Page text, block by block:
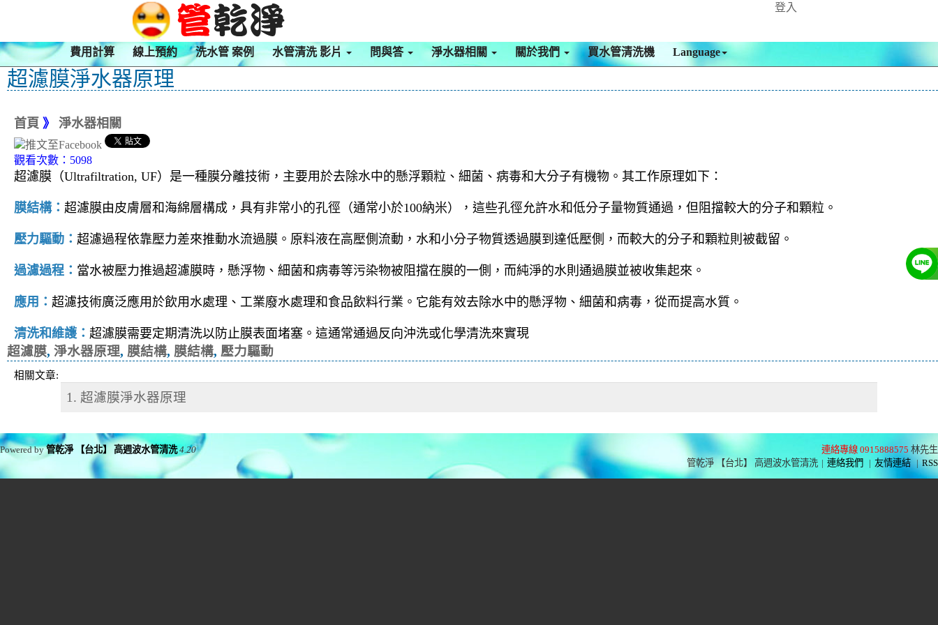
登入
費用計算 線上預約 洗水管 案例 水管清洗 影片 問與答 淨水器相關 關於我們 買水管清洗機 Language
超濾膜淨水器原理
首頁 》 淨水器相關
觀看次數：5098
超濾膜（Ultrafiltration, UF）是一種膜分離技術，主要用於去除水中的懸浮顆粒、細菌、病毒和大分子有機物。其工作原理如下：
膜結構： 超濾膜由皮膚層和海綿層構成，具有非常小的孔徑（通常小於100納米），這些孔徑允許水和低分子量物質通過，但阻擋較大的分子和顆粒。
壓力驅動： 超濾過程依靠壓力差來推動水流過膜。原料液在高壓側流動，水和小分子物質透過膜到達低壓側，而較大的分子和顆粒則被截留。
過濾過程： 當水被壓力推過超濾膜時，懸浮物、細菌和病毒等污染物被阻擋在膜的一側，而純淨的水則通過膜並被收集起來。
應用： 超濾技術廣泛應用於飲用水處理、工業廢水處理和食品飲料行業。它能有效去除水中的懸浮物、細菌和病毒，從而提高水質。
清洗和維護： 超濾膜需要定期清洗以防止膜表面堵塞。這通常通過反向沖洗或化學清洗來實現
超濾膜, 淨水器原理, 膜結構, 膜結構, 壓力驅動
相關文章:
1. 超濾膜淨水器原理
連絡專線 0915888575 林先生
管乾淨 【台北】 高週波水管清洗 | 連絡我們 | 友情連結 | RSS
Powered by管乾淨 【台北】 高週波水管清洗 4.20